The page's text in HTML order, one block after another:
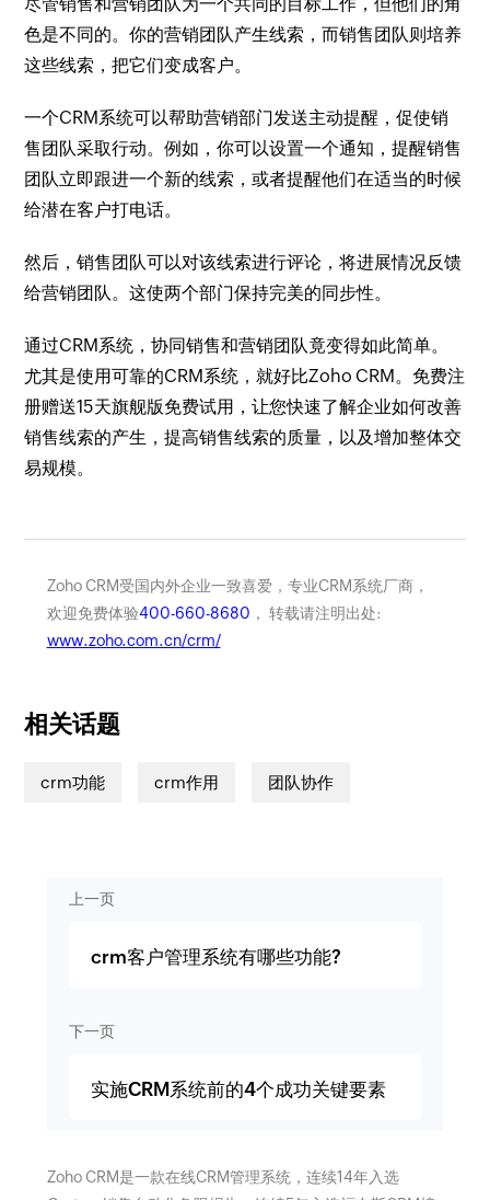
色是不同的。你的营销团队产生线索，而销售团队则培养
这些线索，把它们变成客户。
一个CRM系统可以帮助营销部门发送主动提醒，促使销
售团队采取行动。例如，你可以设置一个通知，提醒销售
团队立即跟进一个新的线索，或者提醒他们在适当的时候
给潜在客户打电话。
然后，销售团队可以对该线索进行评论，将进展情况反馈
给营销团队。这使两个部门保持完美的同步性。
通过CRM系统，协同销售和营销团队竟变得如此简单。
尤其是使用可靠的CRM系统，就好比Zoho CRM。免费注
册赠送15天旗舰版免费试用，让您快速了解企业如何改善
销售线索的产生，提高销售线索的质量，以及增加整体交
易规模。
Zoho CRM受国内外企业一致喜爱，专业CRM系统厂商，
欢迎免费体验400-660-8680 ， 转载请注明出处:
www.zoho.com.cn/crm/
相关话题
crm功能 crm作用 团队协作
上一页
crm客户管理系统有哪些功能?
下一页
实施CRM系统前的4个成功关键要素
Zoho CRM是一款在线CRM管理系统，连续14年入选